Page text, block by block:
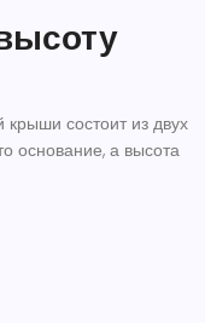
крыши состоит из двух
основание, а высота